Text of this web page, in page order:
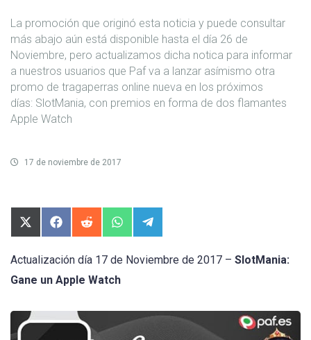
La promoción que originó esta noticia y puede consultar
más abajo aún está disponible hasta el día 26 de
Noviembre, pero actualizamos dicha notica para informar
a nuestros usuarios que Paf va a lanzar asímismo otra
promo de tragaperras online nueva en los próximos
días: SlotMania, con premios en forma de dos flamantes
Apple Watch
17 de noviembre de 2017
Compartir
en
(Twitter)
Compartir
en
Compartir
en
Compartir
en
Compartir
en
Actualización día 17 de Noviembre de 2017 – SlotMania:
Gane un Apple Watch